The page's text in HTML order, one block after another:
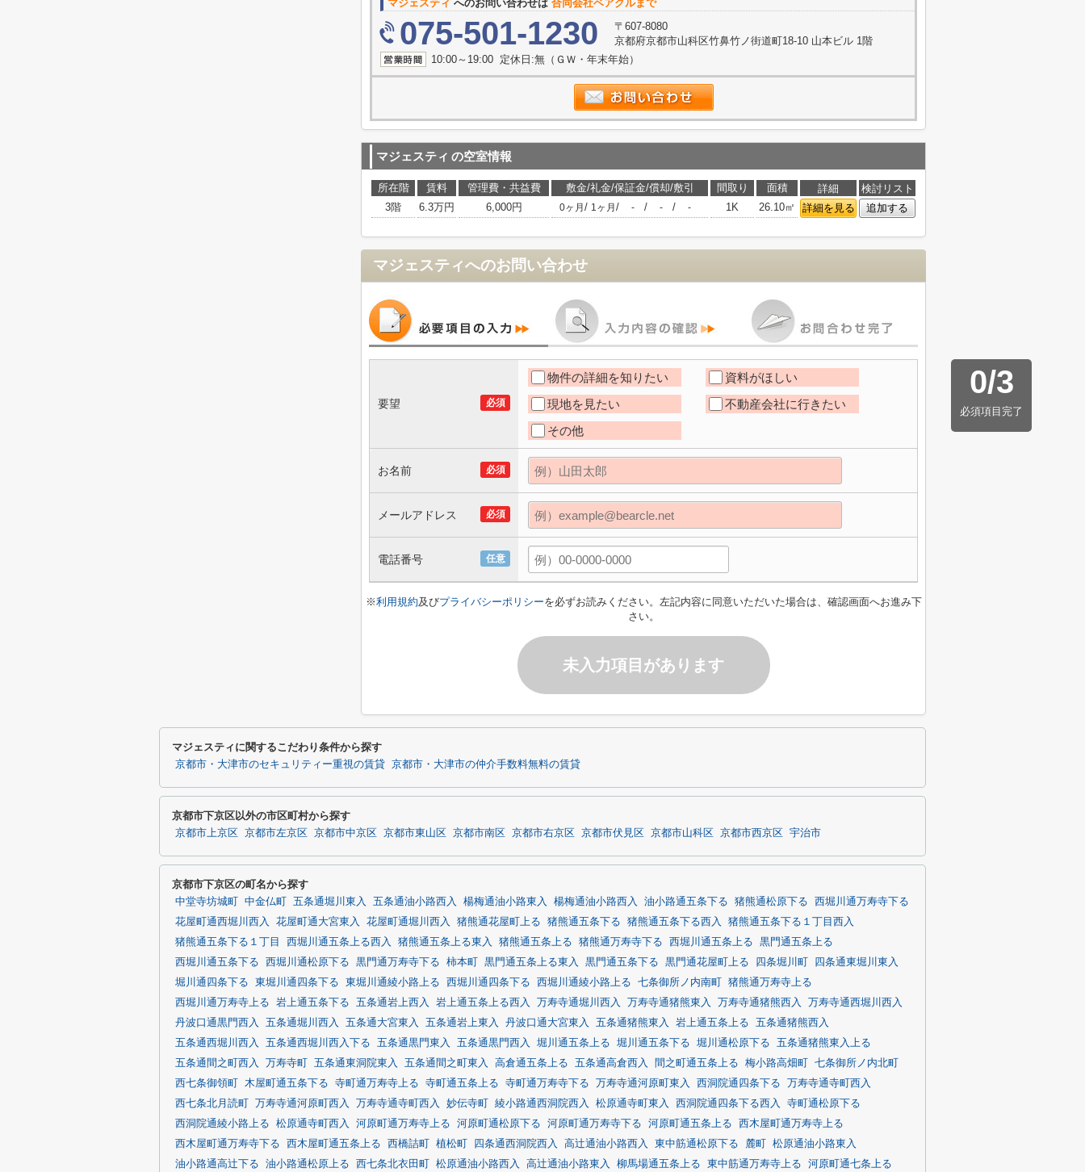
マジェスティ へのお問い合わせは 合同会社ベアクルまで
075-501-1230
〒607-8080
京都府京都市山科区竹鼻竹ノ街道町18-10 山本ビル 1階
10:00～19:00 定休日:無（ＧＷ・年末年始）
マジェスティ の空室情報
所在階 賃料 管理費・共益費 敷金/礼金/保証金/償却/敷引 間取り 面積 詳細
検討リスト
3階
6.3万円 6,000円 0ヶ月 / 1ヶ月 / - / - / - 1K 26.10㎡ 詳細を見る 追加する
マジェスティへのお問い合わせ
0/3
必須項目完了
必須
要望
物件の詳細を知りたい
資料がほしい
現地を見たい
不動産会社に行きたい
その他
必須
お名前
必須
メールアドレス
任意
電話番号
※利用規約及びプライバシーポリシーを必ずお読みください。左記内容に同意いただいた場合は、確認画面へお進み下
さい。
未入力項目があります
マジェスティに関するこだわり条件から探す
京都市・大津市のセキュリティー重視の賃貸 京都市・大津市の仲介手数料無料の賃貸
京都市下京区以外の市区町村から探す
京都市上京区 京都市左京区 京都市中京区 京都市東山区 京都市南区 京都市右京区 京都市伏見区 京都市山科区 京都市西京区 宇治市
京都市下京区の町名から探す
中堂寺坊城町 中金仏町 五条通堀川東入 五条通油小路西入 楊梅通油小路東入 楊梅通油小路西入 油小路通五条下る 猪熊通松原下る
西堀川通万寿寺下る
花屋町通西堀川西入
花屋町通大宮東入 花屋町通堀川西入 猪熊通花屋町上る 猪熊通五条下る 猪熊通五条下る西入
猪熊通五条下る１丁目西入
猪熊通五条下る１丁目
西堀川通五条上る西入 猪熊通五条上る東入 猪熊通五条上る 猪熊通万寿寺下る 西堀川通五条上る
黒門通五条上る
西堀川通五条下る
西堀川通松原下る 黒門通万寿寺下る 柿本町 黒門通五条上る東入 黒門通五条下る 黒門通花屋町上る 四条堀川町
四条通東堀川東入
堀川通四条下る
東堀川通四条下る 東堀川通綾小路上る 西堀川通四条下る 西堀川通綾小路上る 七条御所ノ内南町
猪熊通万寿寺上る
西堀川通万寿寺上る
岩上通五条下る 五条通岩上西入 岩上通五条上る西入 万寿寺通堀川西入 万寿寺通猪熊東入 万寿寺通猪熊西入
万寿寺通西堀川西入
丹波口通黒門西入
五条通堀川西入 五条通大宮東入 五条通岩上東入 丹波口通大宮東入 五条通猪熊東入 岩上通五条上る
五条通猪熊西入
五条通西堀川西入
五条通西堀川西入下る 五条通黒門東入 五条通黒門西入 堀川通五条上る 堀川通五条下る 堀川通松原下る
五条通猪熊東入上る
五条通間之町西入
万寿寺町 五条通東洞院東入 五条通間之町東入 高倉通五条上る 五条通高倉西入 間之町通五条上る 梅小路高畑町
七条御所ノ内北町
西七条御領町
木屋町通五条下る 寺町通万寿寺上る 寺町通五条上る 寺町通万寿寺下る 万寿寺通河原町東入 西洞院通四条下る
万寿寺通寺町西入
西七条北月読町
万寿寺通河原町西入 万寿寺通寺町西入 妙伝寺町 綾小路通西洞院西入 松原通寺町東入 西洞院通四条下る西入
寺町通松原下る
西洞院通綾小路上る
松原通寺町西入 河原町通万寿寺上る 河原町通松原下る 河原町通万寿寺下る 河原町通五条上る
西木屋町通万寿寺上る
西木屋町通万寿寺下る
西木屋町通五条上る 西橋詰町 植松町 四条通西洞院西入 高辻通油小路西入 東中筋通松原下る 麓町
松原通油小路東入
油小路通高辻下る
油小路通松原上る 西七条北衣田町 松原通油小路西入 高辻通油小路東入 柳馬場通五条上る 東中筋通万寿寺上る 河原町通七条上る